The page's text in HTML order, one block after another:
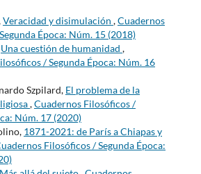
Veracidad y disimulación ,Cuadernos
Época: Núm. 15 (2018)
Una cuestión de humanidad ,
/ Segunda Época: Núm. 16
Szpilard, El problema de la
,Cuadernos Filosóficos /
Núm. 17 (2020)
1871-2021: de París a Chiapas y
Filosóficos / Segunda Época: